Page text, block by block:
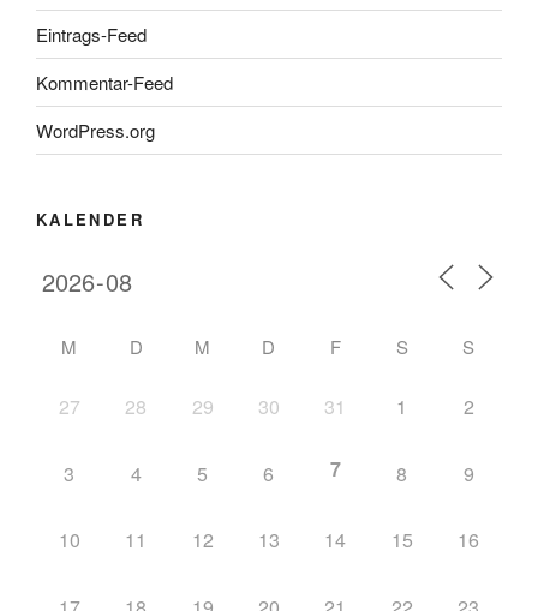
Eintrags-Feed
Kommentar-Feed
WordPress.org
KALENDER
M D M D F S S
27 28 29 30 31 1 2
3 4 5 6 7 8 9
10 11 12 13 14 15 16